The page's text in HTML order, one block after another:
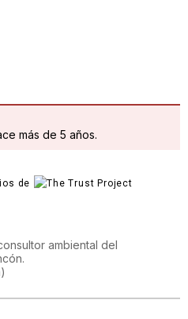
más de 5 años.
de
ambiental del
)